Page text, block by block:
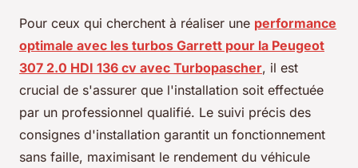
Pour ceux qui cherchent à réaliser une performance
optimale avec les turbos Garrett pour la Peugeot
307 2.0 HDI 136 cv avec Turbopascher, il est
crucial de s'assurer que l'installation soit effectuée
par un professionnel qualifié. Le suivi précis des
consignes d'installation garantit un fonctionnement
sans faille, maximisant le rendement du véhicule